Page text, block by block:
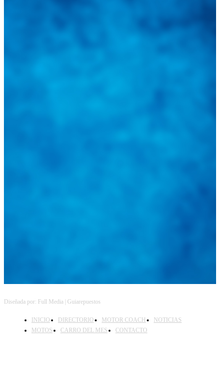
locales, nacionales e internacionales.
Diseñada por: Full Media | Guiarepuestos
INICIO DIRECTORIO MOTOR COACH
NOTICIAS
MOTOS
CARRO DEL MES CONTACTO